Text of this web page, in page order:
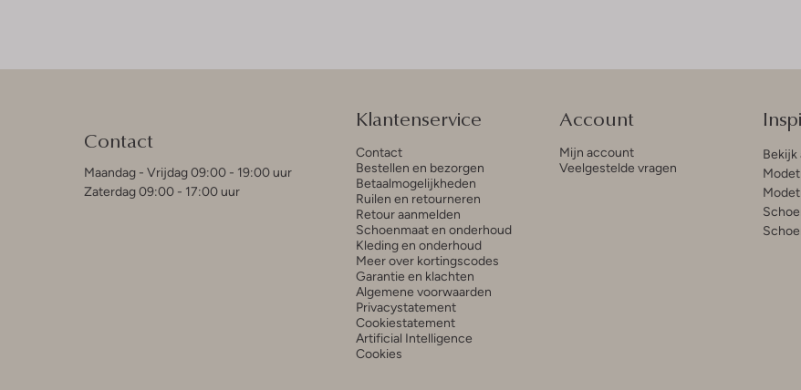
Contact
Maandag - Vrijdag 09:00 - 19:00 uur
Zaterdag 09:00 - 17:00 uur
Klantenservice
Contact
Bestellen en bezorgen
Betaalmogelijkheden
Ruilen en retourneren
Retour aanmelden
Schoenmaat en onderhoud
Kleding en onderhoud
Meer over kortingscodes
Garantie en klachten
Algemene voorwaarden
Privacystatement
Cookiestatement
Artificial Intelligence
Cookies
Account
Mijn account
Veelgestelde vragen
Bekijk